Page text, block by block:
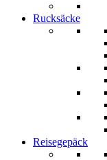
Rucksäcke
Reisegepäck